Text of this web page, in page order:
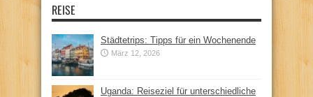
REISE
Städtetrips: Tipps für ein Wochenende
März 12, 2026
Uganda: Reiseziel für unterschiedliche